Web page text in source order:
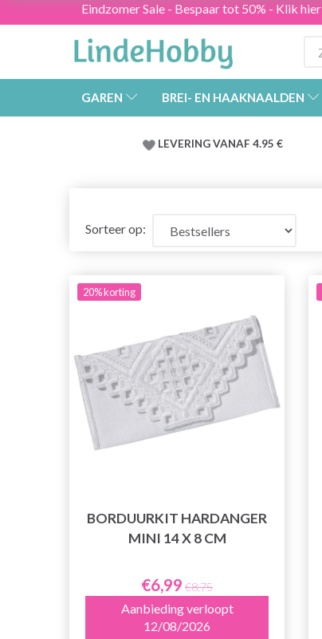
Eindzomer Sale - Bespaar tot 50% - Klik hier
GAREN BREI- EN HAAKNAALDEN
LEVERING VANAF 4.95 €
Sorteer op:
20% korting
BORDUURKIT HARDANGER
MINI 14 X 8 CM
€6,99 €8,75
Aanbieding verloopt
12/08/2026